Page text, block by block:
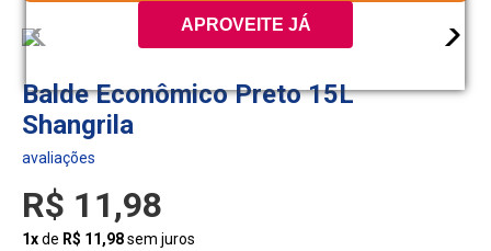
APROVEITE JÁ
Balde Econômico Preto 15L
Shangrila
R$ 11,98
1xde R$ 11,98sem juros